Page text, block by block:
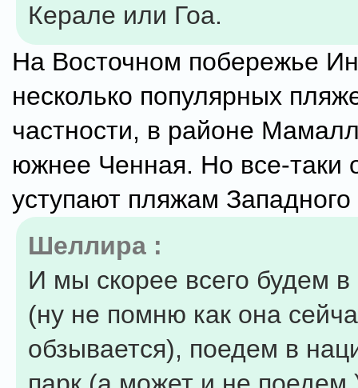
Керале или Гоа.
На Восточном побережье
несколько популярных
частности, в районе
южнее Ченная. Но все-таки
уступают пляжам
Шеллира :
И мы скорее всего будем в
(ну не помню как она
обзывается), поедем в